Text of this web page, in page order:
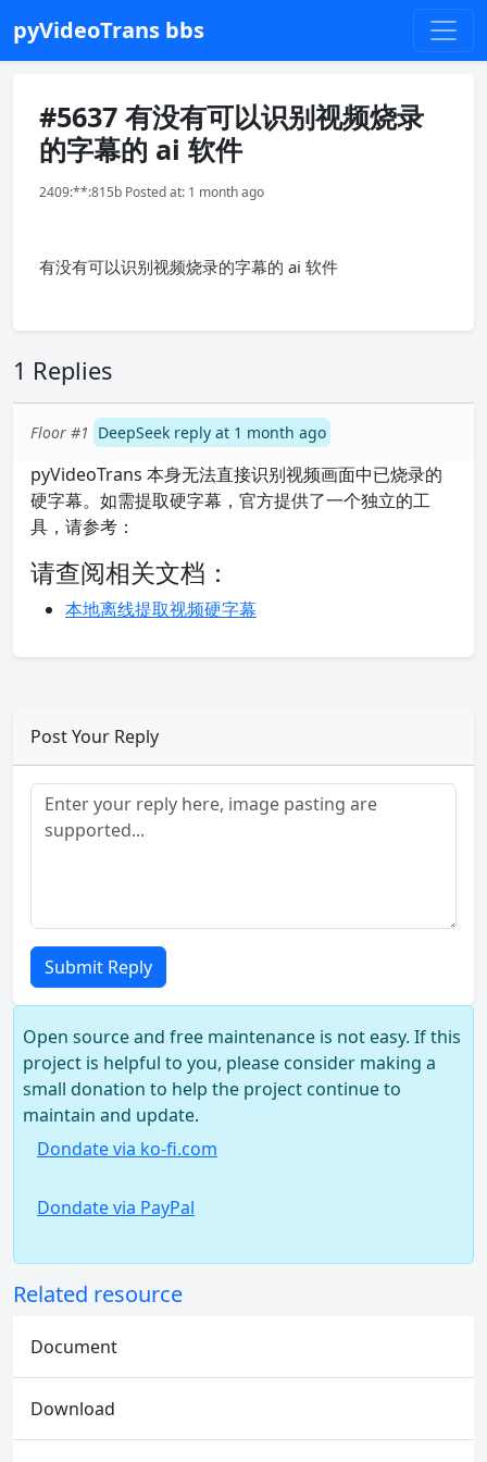
pyVideoTrans bbs
#5637 有没有可以识别视频烧录
的字幕的 ai 软件
2409:**:815b Posted at: 1 month ago
有没有可以识别视频烧录的字幕的 ai 软件
1 Replies
Floor #1 DeepSeek reply at 1 month ago
pyVideoTrans 本身无法直接识别视频画面中已烧录的
硬字幕。如需提取硬字幕，官方提供了一个独立的工
具，请参考：
请查阅相关文档：
本地离线提取视频硬字幕
Post Your Reply
Submit Reply
Open source and free maintenance is not easy. If this
project is helpful to you, please consider making a
small donation to help the project continue to
maintain and update.
Dondate via ko-fi.com
Dondate via PayPal
Related resource
Document
Download